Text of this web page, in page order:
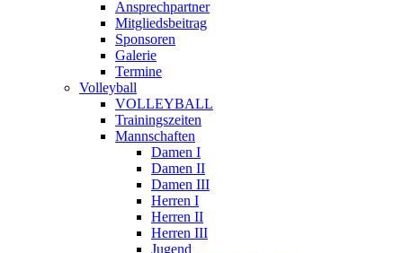
Ansprechpartner
Mitgliedsbeitrag
Sponsoren
Galerie
Termine
Volleyball
VOLLEYBALL
Trainingszeiten
Mannschaften
Damen I
Damen II
Damen III
Herren I
Herren II
Herren III
Jugend